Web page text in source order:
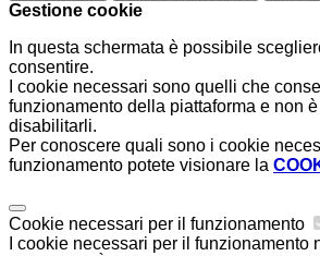
Gestione cookie
In questa schermata è possibile
consentire.
I cookie necessari sono quelli che
funzionamento della piattaforma e non
disabilitarli.
Per conoscere quali sono i cookie
funzionamento potete visionare la
Cookie necessari per il funzionamento
I cookie necessari per il funzionamento